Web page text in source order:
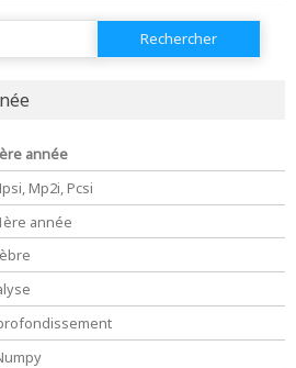
année
Mp2i, Pcsi
année